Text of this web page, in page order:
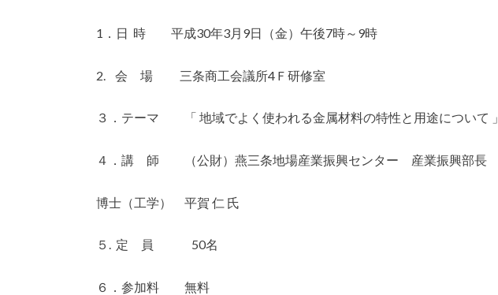
1．日 時 平成30年3月9日（金）午後7時～9時
2. 会 場 三条商工会議所4Ｆ研修室
３．テーマ 「 地域でよく使われる金属材料の特性と用途について 」
４．講 師 （公財）燕三条地場産業振興センター 産業振興部長
博士（工学） 平賀 仁 氏
５. 定 員 50名
６．参加料 無料